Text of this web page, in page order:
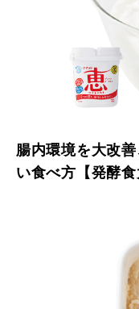
腸内環境を大改
い食べ方【発酵食